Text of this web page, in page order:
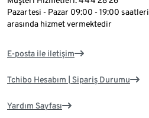
Pazartesi - Pazar 09:00 - 19:00 saatleri
arasında hizmet vermektedir
E-posta ile iletişim
Tchibo Hesabım | Sipariş Durumu
Yardım Sayfası